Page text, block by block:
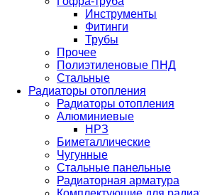
Инструменты
Фитинги
Трубы
Прочее
Полиэтиленовые ПНД
Стальные
Радиаторы отопления
Радиаторы отопления
Алюминиевые
НРЗ
Биметаллические
Чугунные
Стальные панельные
Радиаторная арматура